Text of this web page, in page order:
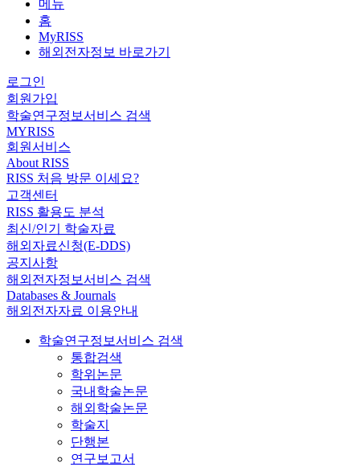
메뉴
홈
MyRISS
해외전자정보 바로가기
로그인
회원가입
학술연구정보서비스 검색
MYRISS
회원서비스
About RISS
RISS 처음 방문 이세요?
고객센터
RISS 활용도 분석
최신/인기 학술자료
해외자료신청(E-DDS)
공지사항
해외전자정보서비스 검색
Databases & Journals
해외전자자료 이용안내
학술연구정보서비스 검색
통합검색
학위논문
국내학술논문
해외학술논문
학술지
단행본
연구보고서